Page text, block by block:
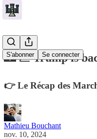
S'abonner Se connecter
🏰 💹 Trump is
👉 Le Récap des
Mathieu Bouchant
nov. 10, 2024